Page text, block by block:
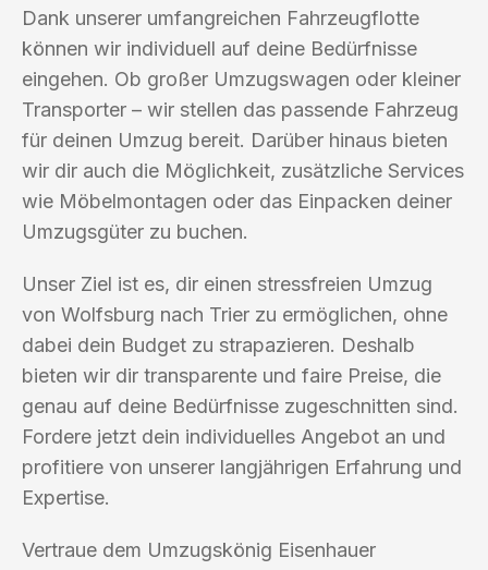
Dank unserer umfangreichen Fahrzeugflotte
können wir individuell auf deine Bedürfnisse
eingehen. Ob großer Umzugswagen oder kleiner
Transporter – wir stellen das passende Fahrzeug
für deinen Umzug bereit. Darüber hinaus bieten
wir dir auch die Möglichkeit, zusätzliche Services
wie Möbelmontagen oder das Einpacken deiner
Umzugsgüter zu buchen.
Unser Ziel ist es, dir einen stressfreien Umzug
von Wolfsburg nach Trier zu ermöglichen, ohne
dabei dein Budget zu strapazieren. Deshalb
bieten wir dir transparente und faire Preise, die
genau auf deine Bedürfnisse zugeschnitten sind.
Fordere jetzt dein individuelles Angebot an und
profitiere von unserer langjährigen Erfahrung und
Expertise.
Vertraue dem Umzugskönig Eisenhauer